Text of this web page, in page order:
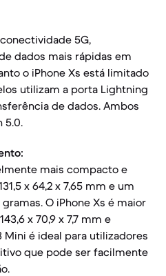
5G,
dados mais rápidas em
o iPhone Xs está limitado
utilizam a porta Lightning
de dados. Ambos
5.0.
mais compacto e
x 64,2 x 7,65 mm e um
O iPhone Xs é maior
x 70,9 x 7,7 mm e
Mini é ideal para utilizadores
que pode ser facilmente